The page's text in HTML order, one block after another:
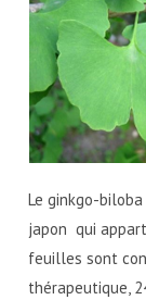
Le ginkgo-
japon qui
feuilles sont
thérapeutique,